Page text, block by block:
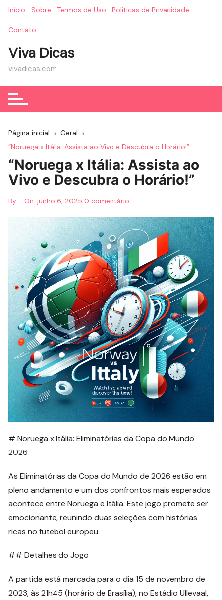
Início Sobre Termos de Uso Politicas de Privacidade
Contato
Viva Dicas
vivadicas.com
Página inicial
Geral
“Noruega x Itália: Assista ao Vivo e Descubra o Horário!”
“Noruega x Itália: Assista ao
Vivo e Descubra o Horário!”
By: On:junho 6, 2025 0 comentário
# Noruega x Itália: Eliminatórias da Copa do Mundo
2026
As Eliminatórias da Copa do Mundo de 2026 estão em
pleno andamento e um dos confrontos mais esperados
acontece entre Noruega e Itália. Este jogo promete ser
emocionante, reunindo duas seleções com histórias
ricas no futebol europeu.
## Detalhes do Jogo
A partida está marcada para o dia 15 de novembro de
2023, às 21h45 (horário de Brasília), no Estádio Ullevaal,